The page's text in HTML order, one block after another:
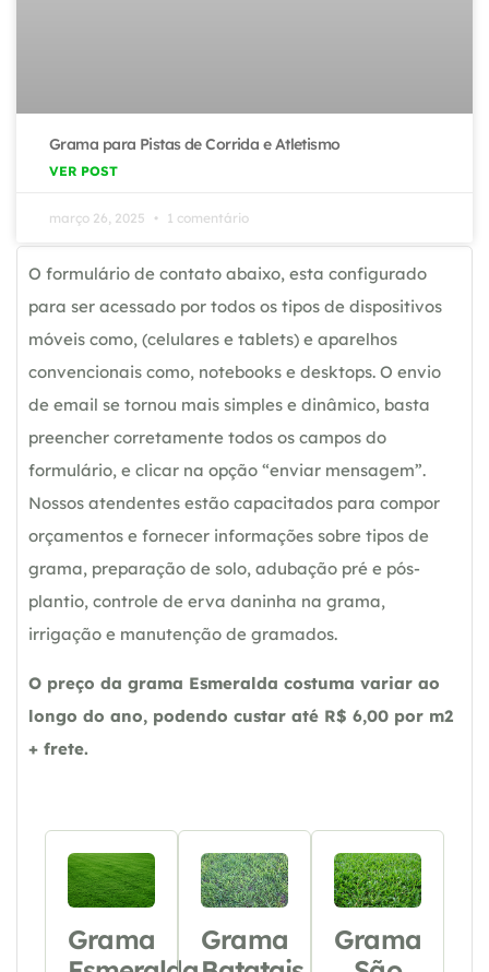
Grama para Pistas de Corrida e Atletismo
VER POST
março 26, 2025 1 comentário
O formulário de contato abaixo, esta configurado
para ser acessado por todos os tipos de dispositivos
móveis como, (celulares e tablets) e aparelhos
convencionais como, notebooks e desktops. O envio
de email se tornou mais simples e dinâmico, basta
preencher corretamente todos os campos do
formulário, e clicar na opção “enviar mensagem”.
Nossos atendentes estão capacitados para compor
orçamentos e fornecer informações sobre tipos de
grama, preparação de solo, adubação pré e pós-
plantio, controle de erva daninha na grama,
irrigação e manutenção de gramados.
O preço da grama Esmeralda costuma variar ao
longo do ano, podendo custar até R$ 6,00 por m2
+ frete.
Grama
Grama
Grama